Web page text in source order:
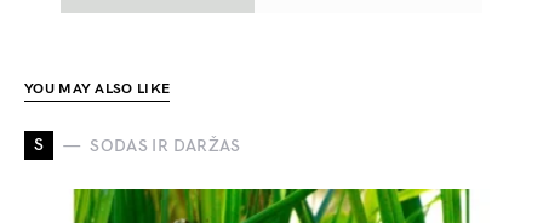
YOU MAY ALSO LIKE
S SODAS IR DARŽAS